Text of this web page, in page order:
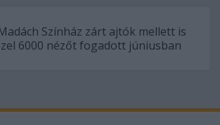
Színház zárt ajtók mellett is
6000 nézőt fogadott júniusban